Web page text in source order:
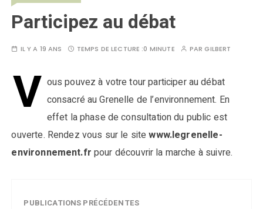
Participez au débat
IL Y A 19 ANS TEMPS DE LECTURE :0 MINUTE PARGILBERT
V ous pouvez à votre tour participer au débat
consacré au Grenelle de l’environnement. En
effet la phase de consultation du public est
ouverte. Rendez vous sur le sitewww.legrenelle-
environnement.fr pour découvrir la marche à suivre.
PUBLICATIONS PRÉCÉDENTES